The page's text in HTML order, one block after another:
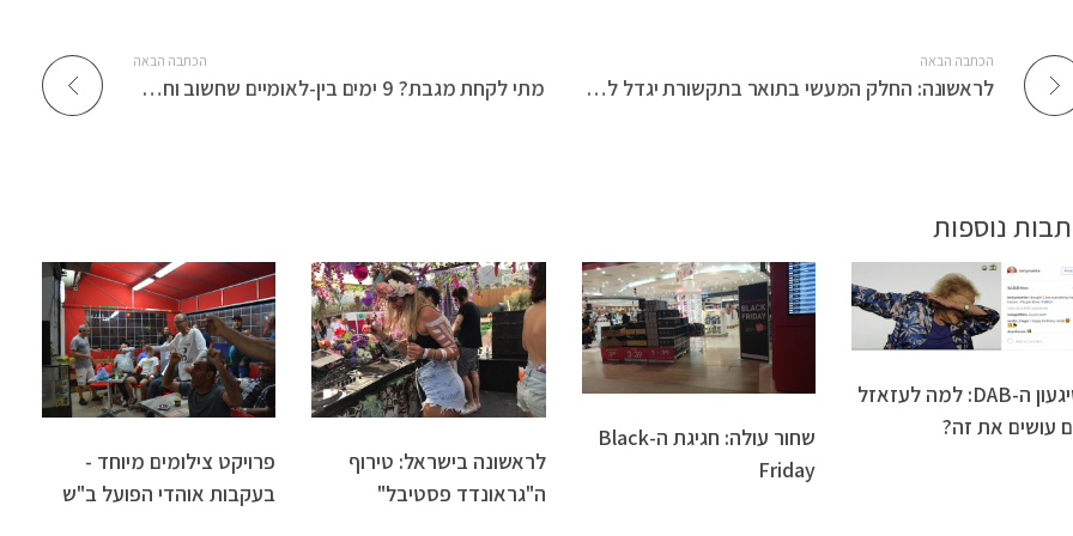
הכתבה הבאה
לראשונה: החלק המעשי בתואר בתקשורת יגדל ל-40 נקודות זכות
הכתבה הבאה
מתי לקחת מגבת? 9 ימים בין-לאומיים שחשוב וחשוב פחות לציין
נוספות
שיגעון ה-DAB: למה לעזאזל
עושים את זה?
שחור עולה: חגיגת ה-Black
Friday
לראשונה בישראל: טירוף
ה"גראונדד פסטיבל"
פרויקט צילומים מיוחד -
בעקבות אוהדי הפועל ב"ש